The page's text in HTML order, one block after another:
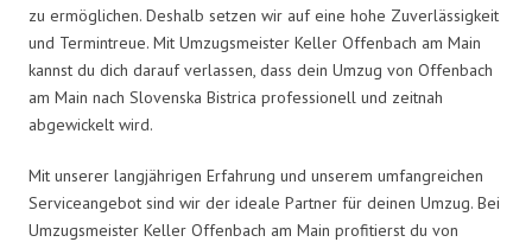
zu ermöglichen. Deshalb setzen wir auf eine hohe Zuverlässigkeit
und Termintreue. Mit Umzugsmeister Keller Offenbach am Main
kannst du dich darauf verlassen, dass dein Umzug von Offenbach
am Main nach Slovenska Bistrica professionell und zeitnah
abgewickelt wird.
Mit unserer langjährigen Erfahrung und unserem umfangreichen
Serviceangebot sind wir der ideale Partner für deinen Umzug. Bei
Umzugsmeister Keller Offenbach am Main profitierst du von